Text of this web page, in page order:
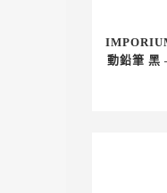
動鉛筆 黑